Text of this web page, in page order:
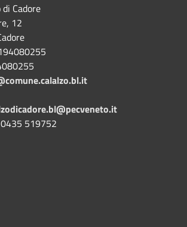
Cadore
12
519752